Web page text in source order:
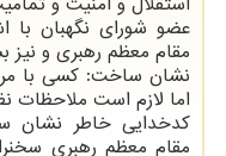
عضو شورای نگهبان با
مقام معظم رهبری و
نشان ساخت: کسی با
اما لازم است ملاحظات
کدخدایی خاطر نشان
مقام معظم رهبری